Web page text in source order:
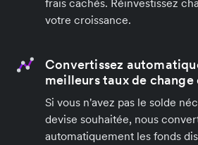
frais cachés. Réinvestissez
votre croissance.
Convertissez
meilleurs taux de change
Si vous n'avez pas le solde
devise souhaitée, nous
automatiquement les fonds